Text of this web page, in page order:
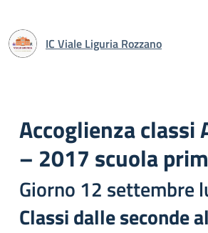
IC Viale Liguria Rozzano
Accoglienza classi
– 2017 scuola
Giorno 12 settembre
Classi dalle seconde